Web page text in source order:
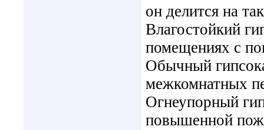
он делится на
Влагостойкий
помещениях с
Обычный
межкомнатных
Огнеупорный
повышенной